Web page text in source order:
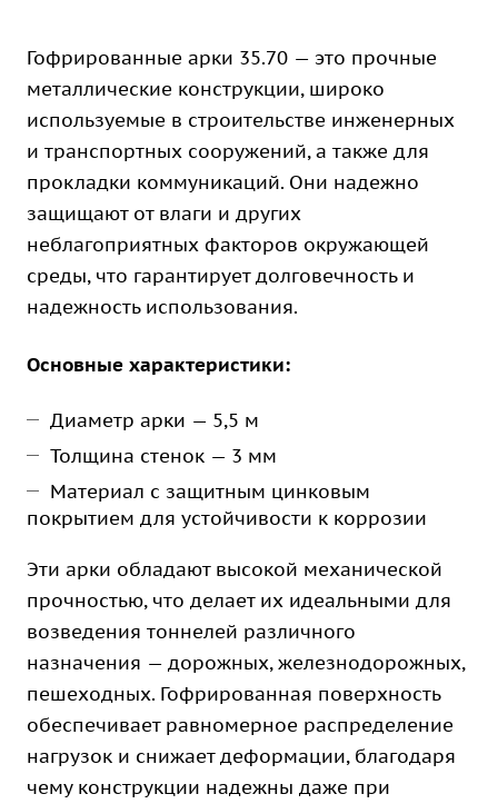
Гофрированные арки 35.70 — это прочные
металлические конструкции, широко
используемые в строительстве инженерных
и транспортных сооружений, а также для
прокладки коммуникаций. Они надежно
защищают от влаги и других
неблагоприятных факторов окружающей
среды, что гарантирует долговечность и
надежность использования.
Основные характеристики:
Диаметр арки — 5,5 м
Толщина стенок — 3 мм
Материал с защитным цинковым
покрытием для устойчивости к коррозии
Эти арки обладают высокой механической
прочностью, что делает их идеальными для
возведения тоннелей различного
назначения — дорожных, железнодорожных,
пешеходных. Гофрированная поверхность
обеспечивает равномерное распределение
нагрузок и снижает деформации, благодаря
чему конструкции надежны даже при